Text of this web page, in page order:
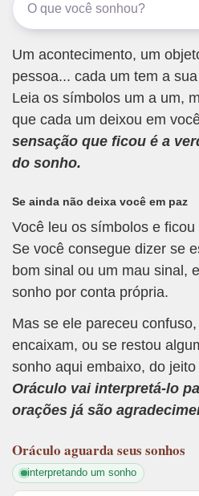
Um acontecimento, um
pessoa... cada um tem a
Leia os símbolos um a um,
que cada um deixou em
sensação que ficou é a
do sonho.
Se ainda não deixa você em paz
Você leu os símbolos e
Se você consegue dizer se
bom sinal ou um mau sinal,
sonho por conta própria.
Mas se ele pareceu
encaixam, ou se restou
sonho aqui embaixo, do
Oráculo vai interpretá-lo
orações já são
Oráculo aguarda seus sonhos
interpretando um sonho